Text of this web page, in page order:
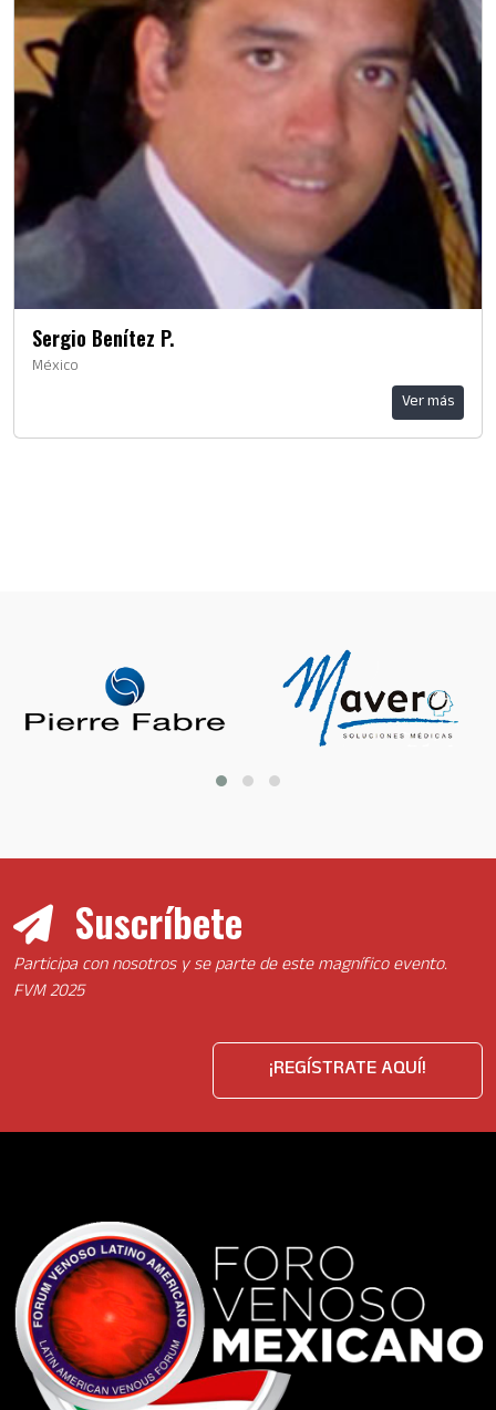
Sergio Benítez P.
México
Ver más
Suscríbete
Participa con nosotros y se parte de este magnífico evento.
FVM 2025
¡REGÍSTRATE AQUÍ!